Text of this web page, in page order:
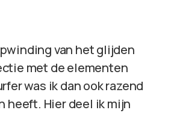
van het glijden
met de elementen
was ik dan ook razend
heeft. Hier deel ik mijn